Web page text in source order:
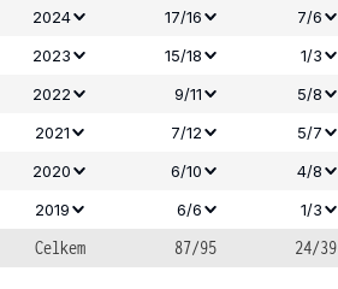
2024 17/16 7/6
2023
15/18 1/3
2022
9/11 5/8
2021
7/12 5/7
2020
6/10 4/8
2019
6/6 1/3
Celkem 87/95 24/39